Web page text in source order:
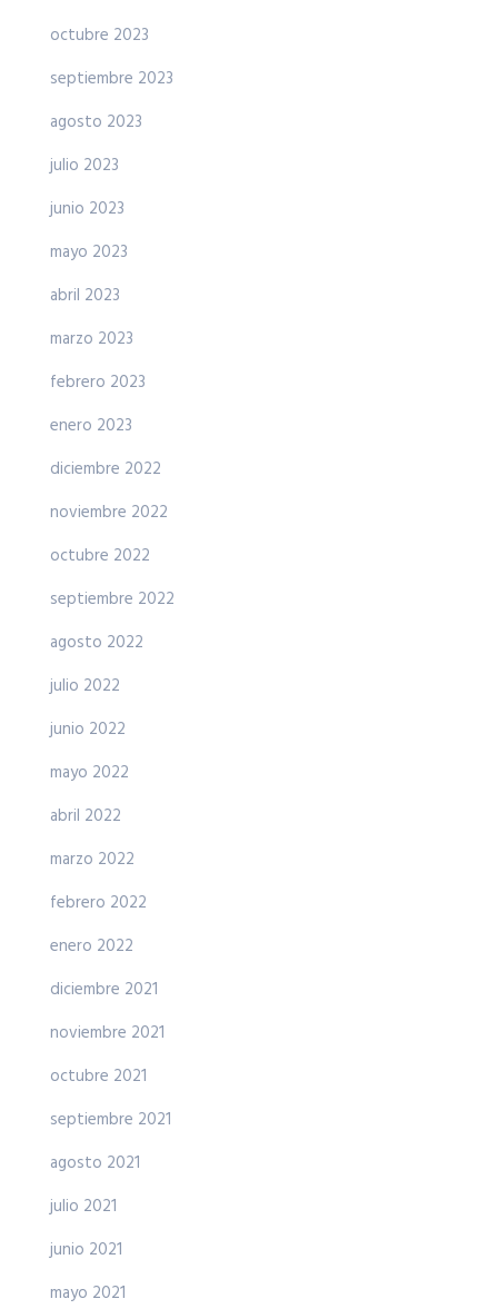
octubre 2023
septiembre 2023
agosto 2023
julio 2023
junio 2023
mayo 2023
abril 2023
marzo 2023
febrero 2023
enero 2023
diciembre 2022
noviembre 2022
octubre 2022
septiembre 2022
agosto 2022
julio 2022
junio 2022
mayo 2022
abril 2022
marzo 2022
febrero 2022
enero 2022
diciembre 2021
noviembre 2021
octubre 2021
septiembre 2021
agosto 2021
julio 2021
junio 2021
mayo 2021